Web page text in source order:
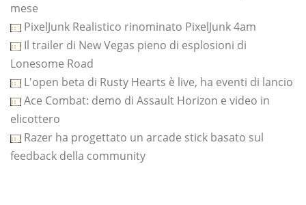
mese
PixelJunk Realistico rinominato PixelJunk 4am
Il trailer di New Vegas pieno di esplosioni di
Lonesome Road
L'open beta di Rusty Hearts è live, ha eventi di lancio
Ace Combat: demo di Assault Horizon e video in
elicottero
Razer ha progettato un arcade stick basato sul
feedback della community